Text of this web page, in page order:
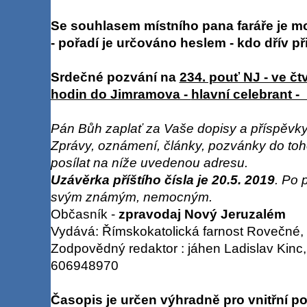
Se souhlasem místního pana faráře je
- pořadí je určováno heslem - kdo dřív
Srdečné pozvání na 234. pouť NJ - ve
hodin do Jimramova - hlavní celebrant -
Pán Bůh zaplať za Vaše dopisy a
Zprávy, oznámení, články, pozvánky do
posílat na níže uvedenou adresu.
Uzávěrka příštího čísla je 20.5. 2019. Po
svým známým, nemocným.
Občasník - zpravodaj Nový Jeruzalém
Vydává: Římskokatolická farnost
Zodpovědný redaktor : jáhen Ladislav
606948970
Časopis je určen výhradně pro vnitřní